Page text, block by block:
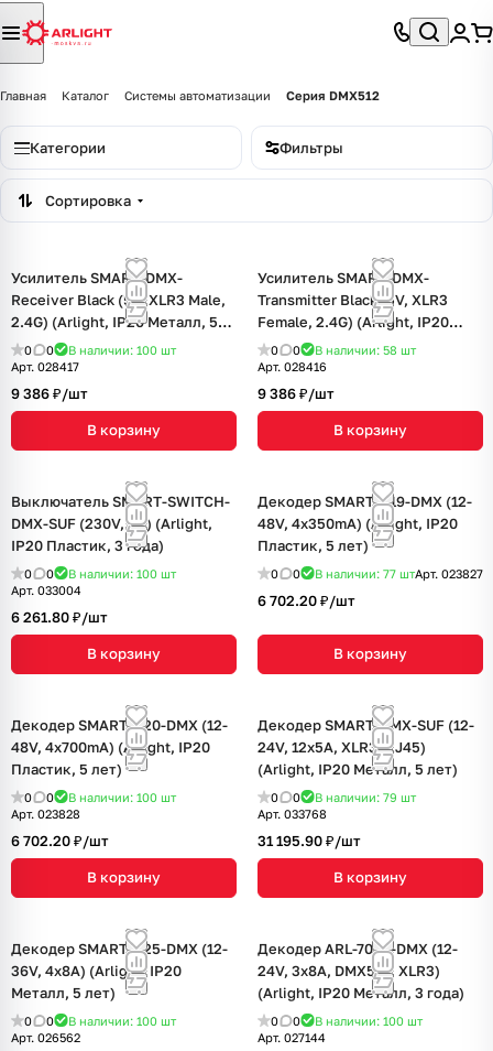
Главная Каталог Системы автоматизации Серия DMX512
Категории Фильтры
Сортировка
Усилитель SMART-DMX-
Receiver Black (5V, XLR3 Male,
2.4G) (Arlight, IP20 Металл, 5
лет)
0 0 В наличии: 100 шт
Арт. 028417
9 386 ₽/шт
В корзину
Усилитель SMART-DMX-
Transmitter Black (5V, XLR3
Female, 2.4G) (Arlight, IP20
Металл, 5 лет)
0 0 В наличии: 58 шт
Арт. 028416
9 386 ₽/шт
В корзину
Выключатель SMART-SWITCH-
DMX-SUF (230V, 5A) (Arlight,
IP20 Пластик, 3 года)
0 0 В наличии: 100 шт
Арт. 033004
6 261.80 ₽/шт
В корзину
Декодер SMART-K19-DMX (12-
48V, 4x350mA) (Arlight, IP20
Пластик, 5 лет)
0 0 В наличии: 77 штАрт. 023827
6 702.20 ₽/шт
В корзину
Декодер SMART-K20-DMX (12-
48V, 4x700mA) (Arlight, IP20
Пластик, 5 лет)
0 0 В наличии: 100 шт
Арт. 023828
6 702.20 ₽/шт
В корзину
Декодер SMART-DMX-SUF (12-
24V, 12x5A, XLR3, RJ45)
(Arlight, IP20 Металл, 5 лет)
0 0 В наличии: 79 шт
Арт. 033768
31 195.90 ₽/шт
В корзину
Декодер SMART-K25-DMX (12-
36V, 4x8A) (Arlight, IP20
Металл, 5 лет)
0 0 В наличии: 100 шт
Арт. 026562
Декодер ARL-7022-DMX (12-
24V, 3x8A, DMX512, XLR3)
(Arlight, IP20 Металл, 3 года)
0 0 В наличии: 100 шт
Арт. 027144